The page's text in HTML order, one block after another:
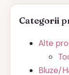
Categorii
Alte
Bluze/